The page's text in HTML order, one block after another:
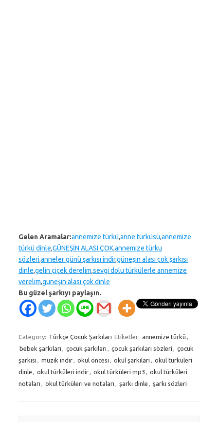
Gelen Aramalar:annemize türkü,anne türküsü,annemize
türkü dinle,GÜNEŞİN ALASI ÇOK,annemize türku
sözleri,anneler günü şarkısı indir,güneşin alası çok şarkısı
dinle,gelin çiçek derelim,sevgi dolu türkülerle annemize
verelim,guneşin alası çok dinle
Bu güzel şarkıyı paylaşın.
Category: Türkçe Çocuk Şarkıları Etiketler: annemize türkü ,
bebek şarkıları , çocuk şarkıları , çocuk şarkıları sözleri , çocuk
şarkısı , müzik indir, okul öncesi , okul şarkıları , okul türküleri
dinle , okul türküleri indir, okul türküleri mp3 , okul türküleri
notaları , okul türküleri ve notaları , şarkı dinle , şarkı sözleri